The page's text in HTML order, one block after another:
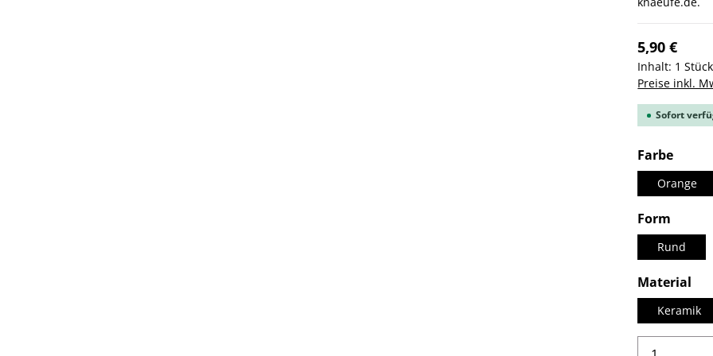
5,90 €
Inhalt: 1 Stück
Preise inkl.
Sofort
Farbe
Orange
Form
Rund
Material
Keramik